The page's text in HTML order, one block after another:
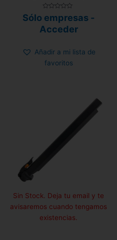
con
0
de
Sólo empresas -
Acceder
Añadir a mi lista de
favoritos
Sin Stock. Deja tu email y te
avisaremos cuando tengamos
existencias.